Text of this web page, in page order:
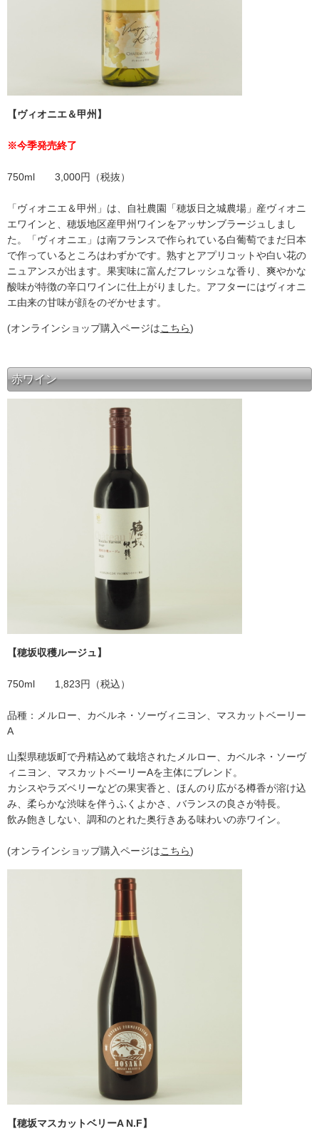
【ヴィオニエ＆甲州】
※今季発売終了
750ml 3,000円（税抜）
「ヴィオニエ＆甲州」は、自社農園「穂坂日之城農場」産ヴィオニ
エワインと、穂坂地区産甲州ワインをアッサンブラージュしまし
た。「ヴィオニエ」は南フランスで作られている白葡萄でまだ日本
で作っているところはわずかです。熟すとアプリコットや白い花の
ニュアンスが出ます。果実味に富んだフレッシュな香り、爽やかな
酸味が特徴の辛口ワインに仕上がりました。アフターにはヴィオニ
エ由来の甘味が顔をのぞかせます。
(オンラインショップ購入ページはこちら)
赤ワイン
【穂坂収穫ルージュ】
750ml 1,823円（税込）
品種：メルロー、カベルネ・ソーヴィニヨン、マスカットベーリー
A
山梨県穂坂町で丹精込めて栽培されたメルロー、カベルネ・ソーヴ
ィニヨン、マスカットベーリーAを主体にブレンド。
カシスやラズベリーなどの果実香と、ほんのり広がる樽香が溶け込
み、柔らかな渋味を伴うふくよかさ、バランスの良さが特長。
飲み飽きしない、調和のとれた奥行きある味わいの赤ワイン。
(オンラインショップ購入ページはこちら)
【穂坂マスカットベリーA N.F】